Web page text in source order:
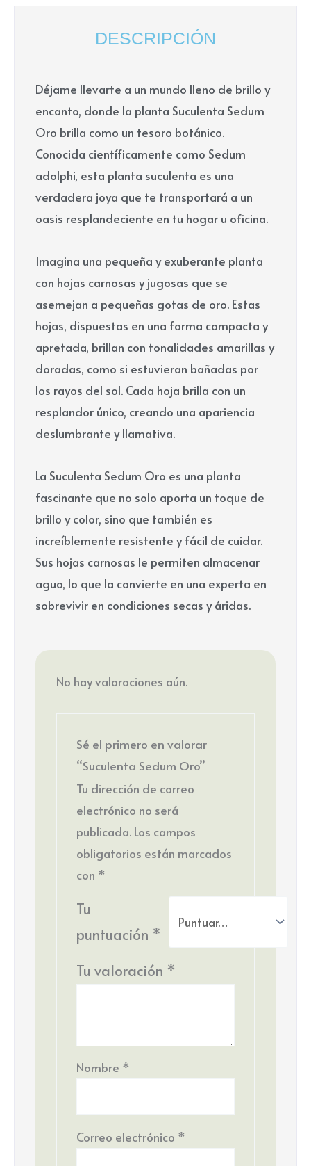
DESCRIPCIÓN
Déjame llevarte a un mundo lleno de brillo y
encanto, donde la planta Suculenta Sedum
Oro brilla como un tesoro botánico.
Conocida científicamente como Sedum
adolphi, esta planta suculenta es una
verdadera joya que te transportará a un
oasis resplandeciente en tu hogar u oficina.
Imagina una pequeña y exuberante planta
con hojas carnosas y jugosas que se
asemejan a pequeñas gotas de oro. Estas
hojas, dispuestas en una forma compacta y
apretada, brillan con tonalidades amarillas y
doradas, como si estuvieran bañadas por
los rayos del sol. Cada hoja brilla con un
resplandor único, creando una apariencia
deslumbrante y llamativa.
La Suculenta Sedum Oro es una planta
fascinante que no solo aporta un toque de
brillo y color, sino que también es
increíblemente resistente y fácil de cuidar.
Sus hojas carnosas le permiten almacenar
agua, lo que la convierte en una experta en
sobrevivir en condiciones secas y áridas.
No hay valoraciones aún.
Sé el primero en valorar
“Suculenta Sedum Oro”
Tu dirección de correo
electrónico no será
publicada. Los campos
obligatorios están marcados
con *
Tu
puntuación *
Tu valoración *
Nombre *
Correo electrónico *